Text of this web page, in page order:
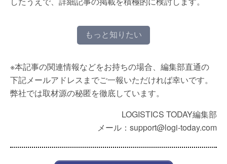
もっと知りたい
※本記事の関連情報などをお持ちの場合、編集部直通の
下記メールアドレスまでご一報いただければ幸いです。
弊社では取材源の秘匿を徹底しています。
LOGISTICS TODAY編集部
メール：support@logi-today.com